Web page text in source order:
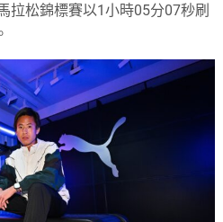
拉松錦標賽以1小時05分07秒刷